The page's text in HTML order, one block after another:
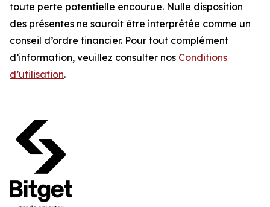
toute perte potentielle encourue. Nulle disposition
des présentes ne saurait être interprétée comme un
conseil d’ordre financier. Pour tout complément
d’information, veuillez consulter nos Conditions
d’utilisation.